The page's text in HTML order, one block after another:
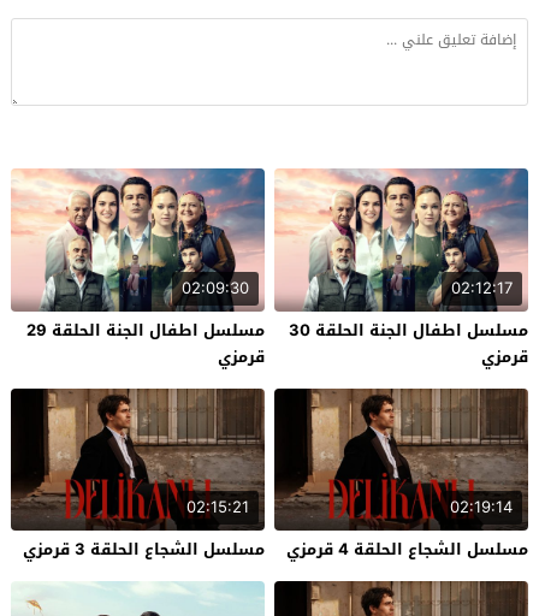
02:12:17
مسلسل اطفال الجنة الحلقة 30
قرمزي
02:09:30
مسلسل اطفال الجنة الحلقة 29
قرمزي
02:19:14
مسلسل الشجاع الحلقة 4 قرمزي
02:15:21
مسلسل الشجاع الحلقة 3 قرمزي